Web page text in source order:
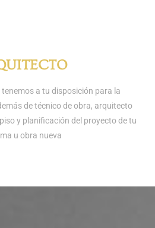
a tu disposición para la
de técnico de obra, arquitecto
y planificación del proyecto de tu
u obra nueva